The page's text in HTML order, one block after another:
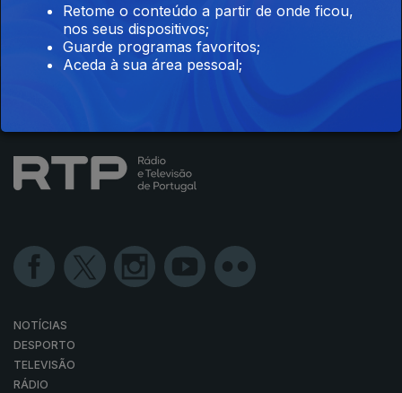
Disponível para iOS, Android, Apple TV, Android TV e
CarPlay
NOTÍCIAS
DESPORTO
TELEVISÃO
RÁDIO
Retome o conteúdo a partir de onde ficou,
nos seus dispositivos;
Guarde programas favoritos;
Aceda à sua área pessoal;